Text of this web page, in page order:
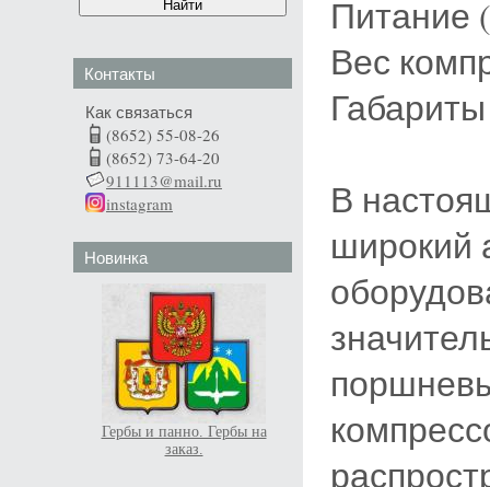
Контакты
Как связаться
(8652) 55-08-26
(8652) 73-64-20
911113@mail.ru
instagram
Новинка
Гербы и панно. Гербы на
заказ.
Питание
Вес
В
широкий